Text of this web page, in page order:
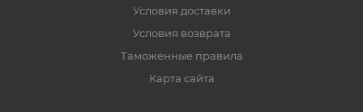
Условия доставки
Условия возврата
Таможенные правила
Карта сайта